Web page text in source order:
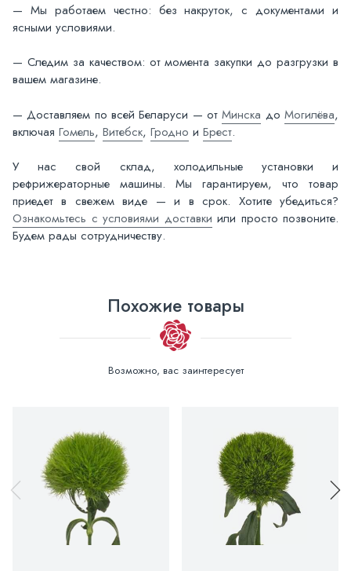
— Мы работаем честно: без накруток, с документами и
ясными условиями.
— Следим за качеством: от момента закупки до разгрузки в
вашем магазине.
— Доставляем по всей Беларуси — отМинска доМогилёва,
включая Гомель, Витебск, Гродно и Брест.
У нас свой склад, холодильные установки и
рефрижераторные машины. Мы гарантируем, что товар
приедет в свежем виде — и в срок. Хотите убедиться?
Ознакомьтесь с условиями доставки или просто позвоните.
Будем рады сотрудничеству.
Похожие товары
Возможно, вас заинтересует